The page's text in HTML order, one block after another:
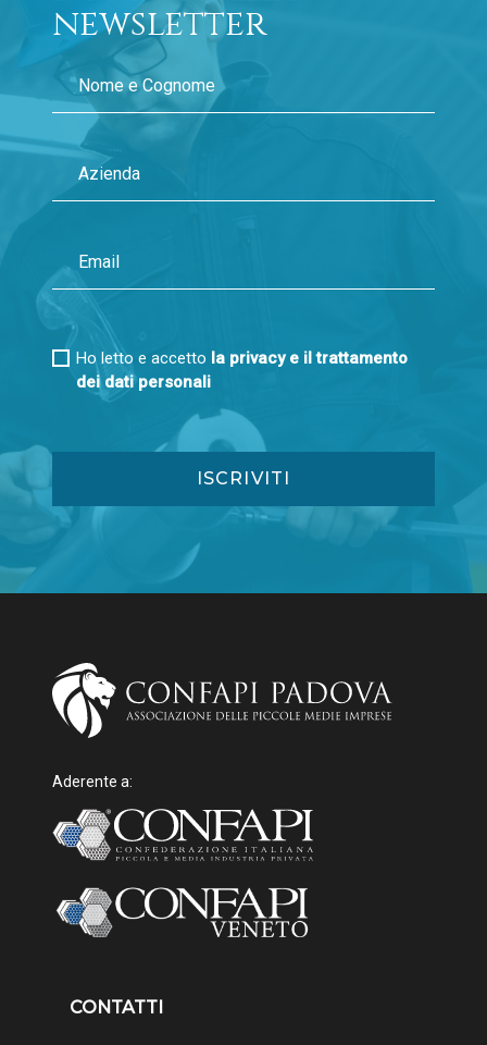
Gennaio 2016
Febbraio 2015
Gennaio 2015
Marzo 2014
Febbraio 2014
Gennaio 2013
newsletter
Ho letto e accetto la privacy e il trattamento
dei dati personali
Aderente a:
CONTATTI